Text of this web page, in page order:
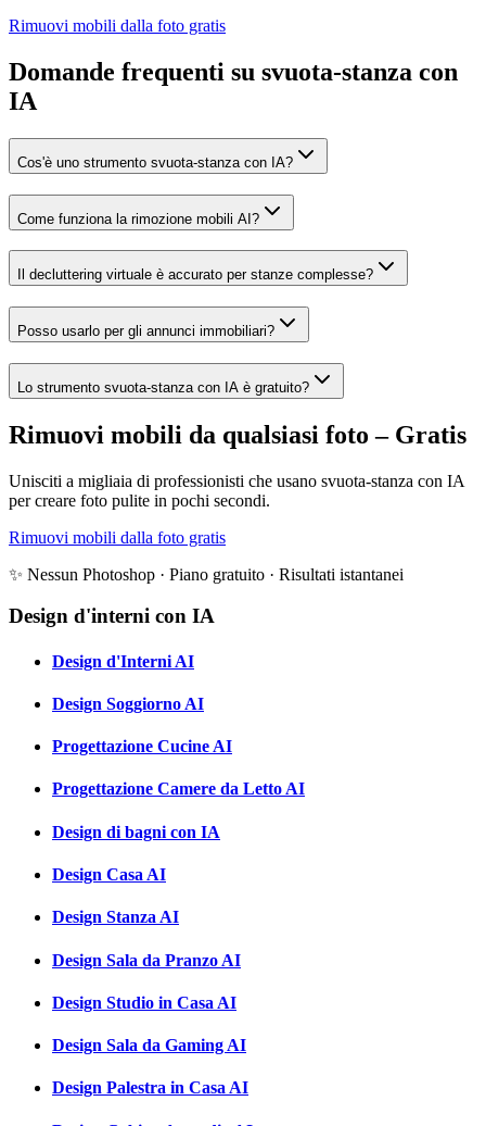
Rimuovi mobili dalla foto gratis
Domande frequenti su svuota-stanza con
IA
Cos'è uno strumento svuota-stanza con IA?
Come funziona la rimozione mobili AI?
Il decluttering virtuale è accurato per stanze complesse?
Posso usarlo per gli annunci immobiliari?
Lo strumento svuota-stanza con IA è gratuito?
Rimuovi mobili da qualsiasi foto – Gratis
Unisciti a migliaia di professionisti che usano svuota-stanza con IA
per creare foto pulite in pochi secondi.
Rimuovi mobili dalla foto gratis
✨ Nessun Photoshop · Piano gratuito · Risultati istantanei
Design d'interni con IA
Design d'Interni AI
Design Soggiorno AI
Progettazione Cucine AI
Progettazione Camere da Letto AI
Design di bagni con IA
Design Casa AI
Design Stanza AI
Design Sala da Pranzo AI
Design Studio in Casa AI
Design Sala da Gaming AI
Design Palestra in Casa AI